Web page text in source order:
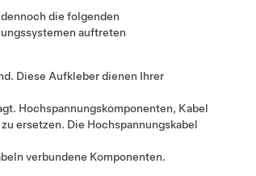
die folgenden
auftreten
Diese Aufkleber dienen Ihrer
Hochspannungskomponenten, Kabel
ersetzen. Die Hochspannungskabel
verbundene Komponenten.